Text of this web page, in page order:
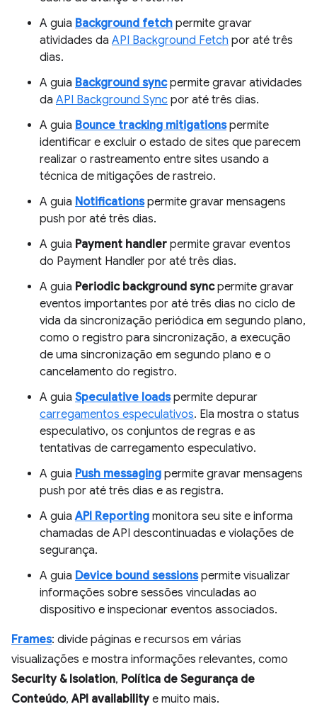
A guia Background fetch permite gravar
atividades da API Background Fetch por até três
dias.
A guia Background syncpermite gravar atividades
da API Background Sync por até três dias.
A guia Bounce tracking mitigationspermite
identificar e excluir o estado de sites que parecem
realizar o rastreamento entre sites usando a
técnica de mitigações de rastreio.
A guia Notificationspermite gravar mensagens
push por até três dias.
A guia Payment handler permite gravar eventos
do Payment Handler por até três dias.
A guia Periodic background syncpermite gravar
eventos importantes por até três dias no ciclo de
vida da sincronização periódica em segundo plano,
como o registro para sincronização, a execução
de uma sincronização em segundo plano e o
cancelamento do registro.
A guia Speculative loadspermite depurar
carregamentos especulativos. Ela mostra o status
especulativo, os conjuntos de regras e as
tentativas de carregamento especulativo.
A guia Push messaging permite gravar mensagens
push por até três dias e as registra.
A guiaAPI Reporting monitora seu site e informa
chamadas de API descontinuadas e violações de
segurança.
A guia Device bound sessionspermite visualizar
informações sobre sessões vinculadas ao
dispositivo e inspecionar eventos associados.
Frames: divide páginas e recursos em várias
visualizações e mostra informações relevantes, como
Security & Isolation, Política de Segurança de
Conteúdo,API availabilitye muito mais.